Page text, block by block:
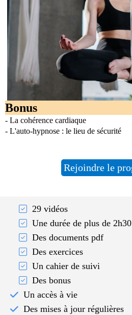
Bonus
- La cohérence cardiaque
- L'auto-hypnose : le lieu de sécurité
Rejoindre le
29 vidéos
Une durée de plus de 2h30
Des documents pdf
Des exercices
Un cahier de suivi
Des bonus
Un accès à vie
Des mises à jour régulières